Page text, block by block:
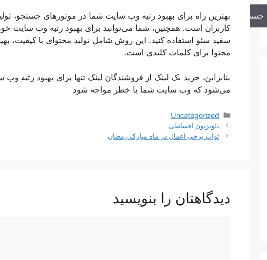
بهترین راه برای بهبود رتبه وب سایت شما در موتورهای جستجو،
کاربران است. همچنین، شما می‌توانید برای بهبود رتبه وب سایت
سفید سئو استفاده کنید. این روش شامل تولید محتوای با کیفیت،
محتوا برای کلمات کلیدی است.
بنابراین، خرید بک لینک از فروشندگان لینک تنها برای بهبود
می‌شود که وب سایت شما با خطر مواجه شود
دسته‌ها
Uncategorized
تلویزیون اقساطی
ثواب برخی اعمال در ماه مبارک رمضان
دیدگاهتان را بنویسید
جستجو